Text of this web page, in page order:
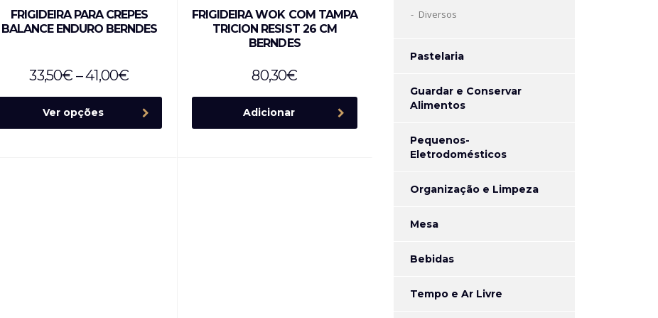
FRIGIDEIRA PARA CREPES
BALANCE ENDURO BERNDES
33,50€ –41,00€
Ver opções
FRIGIDEIRA WOK COM TAMPA
TRICION RESIST 26 CM
BERNDES
80,30€
Adicionar
Diversos
Pastelaria
Guardar e Conservar
Alimentos
Pequenos-
Eletrodomésticos
Organização e Limpeza
Mesa
Bebidas
Tempo e Ar Livre